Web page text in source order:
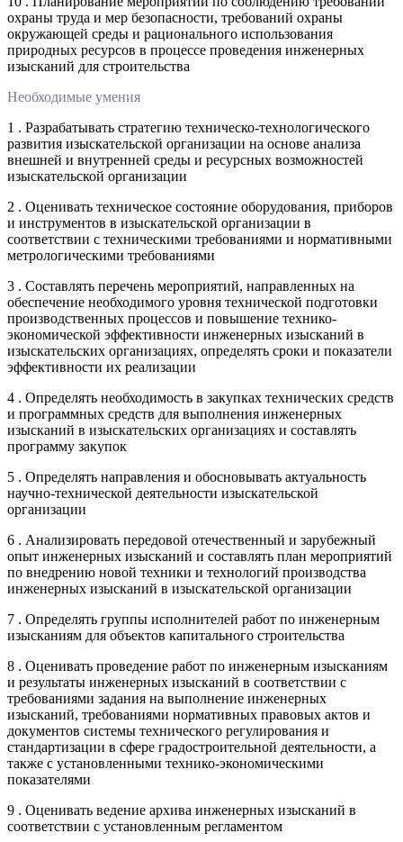
охраны труда и мер безопасности, требований охраны
окружающей среды и рационального использования
природных ресурсов в процессе проведения инженерных
изысканий для строительства
Необходимые умения
1 . Разрабатывать стратегию техническо-технологического
развития изыскательской организации на основе анализа
внешней и внутренней среды и ресурсных возможностей
изыскательской организации
2 . Оценивать техническое состояние оборудования, приборов
и инструментов в изыскательской организации в
соответствии с техническими требованиями и нормативными
метрологическими требованиями
3 . Составлять перечень мероприятий, направленных на
обеспечение необходимого уровня технической подготовки
производственных процессов и повышение технико-
экономической эффективности инженерных изысканий в
изыскательских организациях, определять сроки и показатели
эффективности их реализации
4 . Определять необходимость в закупках технических средств
и программных средств для выполнения инженерных
изысканий в изыскательских организациях и составлять
программу закупок
5 . Определять направления и обосновывать актуальность
научно-технической деятельности изыскательской
организации
6 . Анализировать передовой отечественный и зарубежный
опыт инженерных изысканий и составлять план мероприятий
по внедрению новой техники и технологий производства
инженерных изысканий в изыскательской организации
7 . Определять группы исполнителей работ по инженерным
изысканиям для объектов капитального строительства
8 . Оценивать проведение работ по инженерным изысканиям
и результаты инженерных изысканий в соответствии с
требованиями задания на выполнение инженерных
изысканий, требованиями нормативных правовых актов и
документов системы технического регулирования и
стандартизации в сфере градостроительной деятельности, а
также с установленными технико-экономическими
показателями
9 . Оценивать ведение архива инженерных изысканий в
соответствии с установленным регламентом